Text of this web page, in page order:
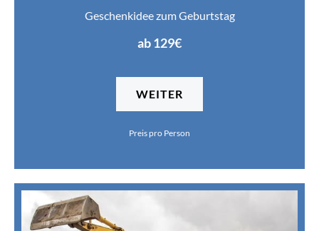
Geschenkidee zum Geburtstag
ab 129€
WEITER
Preis pro Person